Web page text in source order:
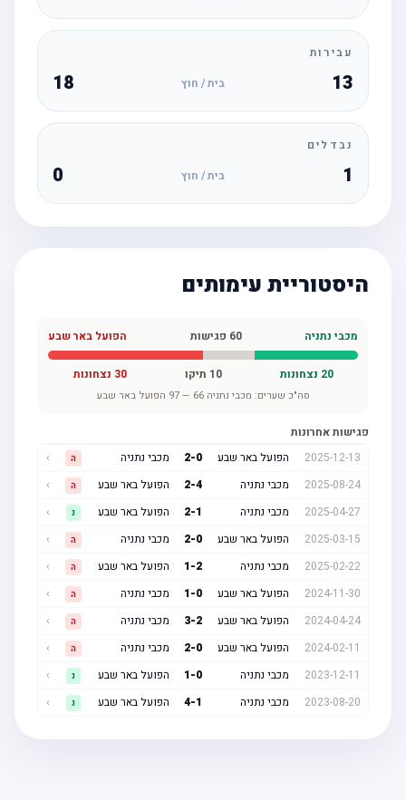
עבירות
13 בית / חוץ 18
נבדלים
בית / חוץ
היסטוריית עימותים
מכבי נתניה 60פגישות הפועל באר שבע
20נצחונות 10תיקו 30נצחונות
סה"כ שערים:מכבי נתניה 66
—
97 הפועל באר שבע
פגישות אחרונות
2025-12-13
הפועל באר שבע 2 מכבי נתניה
2025-08-24
מכבי נתניה 2 הפועל באר שבע
2025-04-27
מכבי נתניה 2 הפועל באר שבע
2025-03-15
הפועל באר שבע 2 מכבי נתניה
2025-02-22
מכבי נתניה 1 הפועל באר שבע
2024-11-30
הפועל באר שבע 1 מכבי נתניה
2024-04-24
הפועל באר שבע 3 מכבי נתניה
2024-02-11
הפועל באר שבע 2 מכבי נתניה
2023-12-11
מכבי נתניה 1 הפועל באר שבע
2023-08-20
מכבי נתניה 4 הפועל באר שבע